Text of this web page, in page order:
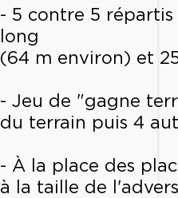
- 5 contre 5
long
(64 m environ) et
- Jeu de "gagne
du terrain puis 4
- À la place des
à la taille de